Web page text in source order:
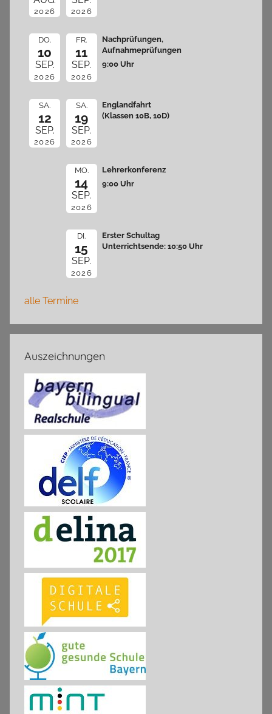
2026 2026
DO.
10
SEP.
2026
FR.
11
SEP.
2026
Nachprüfungen,
Aufnahmeprüfungen
9:00 Uhr
SA.
12
SEP.
2026
SA.
19
SEP.
2026
Englandfahrt
(Klassen 10B, 10D)
MO.
14
SEP.
2026
Lehrerkonferenz
9:00 Uhr
DI.
15
SEP.
2026
Erster Schultag
Unterrichtsende: 10:50 Uhr
alle Termine
Auszeichnungen